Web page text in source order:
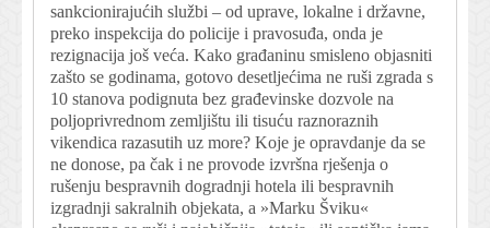
sankcionirajućih službi – od uprave, lokalne i državne,
preko inspekcija do policije i pravosuđa, onda je
rezignacija još veća. Kako građaninu smisleno objasniti
zašto se godinama, gotovo desetljećima ne ruši zgrada s
10 stanova podignuta bez građevinske dozvole na
poljoprivrednom zemljištu ili tisuću raznoraznih
vikendica razasutih uz more? Koje je opravdanje da se
ne donose, pa čak i ne provode izvršna rješenja o
rušenju bespravnih dogradnji hotela ili bespravnih
izgradnji sakralnih objekata, a »Marku Šviku«